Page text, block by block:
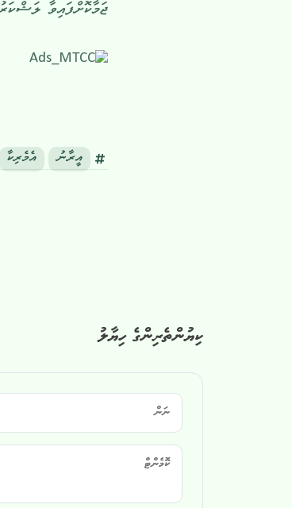
ޖަމާކޮށްފައިވާ
އީރާނު އެމެރިކާ
ކިޔުންތެރިންގެ ހިޔާލު